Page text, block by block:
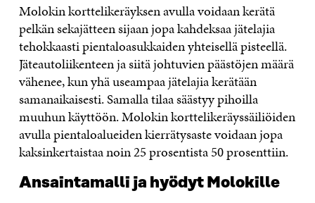
Molokin korttelikeräyksen avulla voidaan kerätä
pelkän sekajätteen sijaan jopa kahdeksaa jätelajia
tehokkaasti pientaloasukkaiden yhteisellä pisteellä.
Jäteautoliikenteen ja siitä johtuvien päästöjen määrä
vähenee, kun yhä useampaa jätelajia kerätään
samanaikaisesti. Samalla tilaa säästyy pihoilla
muuhun käyttöön. Molokin korttelikeräyssäiliöiden
avulla pientaloalueiden kierrätysaste voidaan jopa
kaksinkertaistaa noin 25 prosentista 50 prosenttiin.
Ansaintamalli ja hyödyt Molokille